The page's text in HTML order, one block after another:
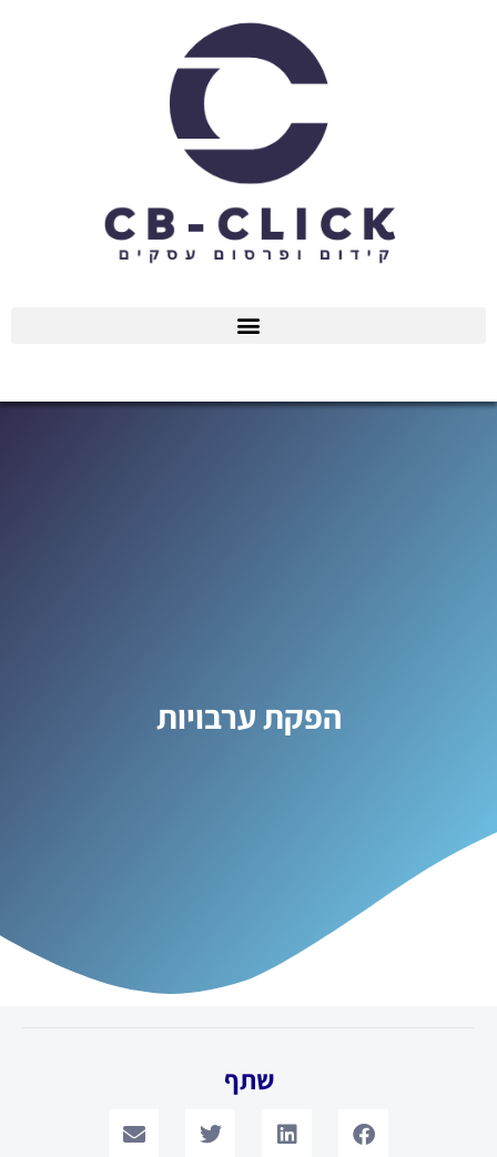
הפקת ערבויות
שתף